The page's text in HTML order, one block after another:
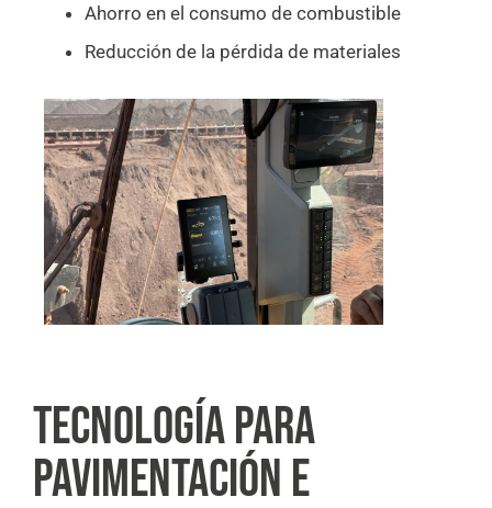
Ahorro en el consumo de combustible
Reducción de la pérdida de materiales
TECNOLOGÍA PARA
PAVIMENTACIÓN E